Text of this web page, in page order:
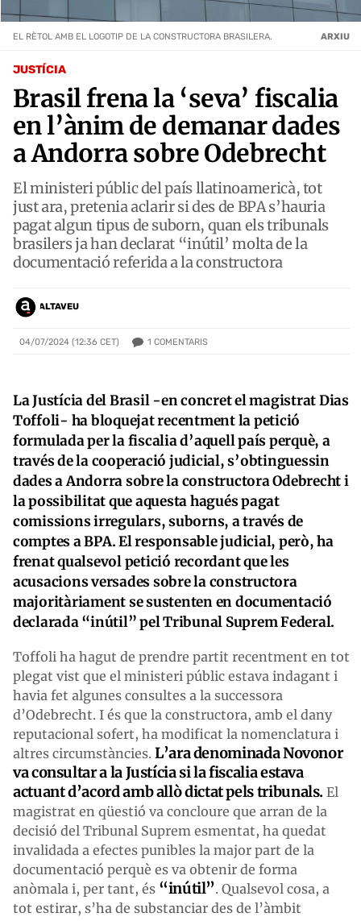
JUSTÍCIA
Brasil frena la ‘seva’ fiscalia
en l’ànim de demanar dades
a Andorra sobre Odebrecht
El ministeri públic del país llatinoamericà, tot
just ara, pretenia aclarir si des de BPA s’hauria
pagat algun tipus de suborn, quan els tribunals
brasilers ja han declarat “inútil’ molta de la
documentació referida a la constructora
ALTAVEU
04/07/2024 (12:36 CET) 1 COMENTARIS
EL RÈTOL AMB EL LOGOTIP DE LA CONSTRUCTORA BRASILERA. ARXIU
La Justícia del Brasil -en concret el magistrat Dias
Toffoli- ha bloquejat recentment la petició
formulada per la fiscalia d’aquell país perquè, a
través de la cooperació judicial, s’obtinguessin
dades a Andorra sobre la constructora Odebrecht i
la possibilitat que aquesta hagués pagat
comissions irregulars, suborns, a través de
comptes a BPA. El responsable judicial, però, ha
frenat qualsevol petició recordant que les
acusacions versades sobre la constructora
majoritàriament se sustenten en documentació
declarada “inútil” pel Tribunal Suprem Federal.
Toffoli ha hagut de prendre partit recentment en tot
plegat vist que el ministeri públic estava indagant i
havia fet algunes consultes a la successora
d’Odebrecht. I és que la constructora, amb el dany
reputacional sofert, ha modificat la nomenclatura i
altres circumstàncies. L’ara denominada Novonor
va consultar a la Justícia si la fiscalia estava
actuant d’acord amb allò dictat pels tribunals. El
magistrat en qüestió va concloure que arran de la
decisió del Tribunal Suprem esmentat, ha quedat
invalidada a efectes punibles la major part de la
documentació perquè es va obtenir de forma
anòmala i, per tant, és “inútil”. Qualsevol cosa, a
tot estirar, s’ha de substanciar des de l’àmbit